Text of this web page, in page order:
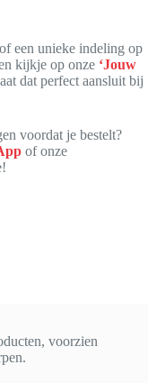
een unieke indeling op
kijkje op onze ‘Jouw
dat perfect aansluit bij
voordat je bestelt?
of onze
voorzien